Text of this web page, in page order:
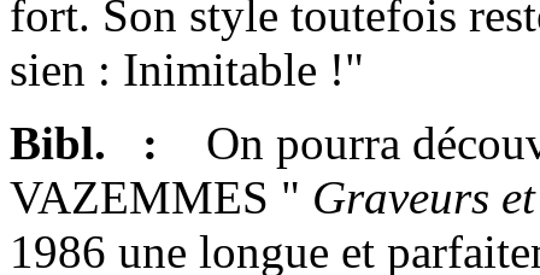
fort. Son style toutefois
sien : Inimitable !"
Bibl. :
On pourra
VAZEMMES " Graveurs
1986 une longue et